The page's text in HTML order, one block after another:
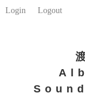
Login Logout